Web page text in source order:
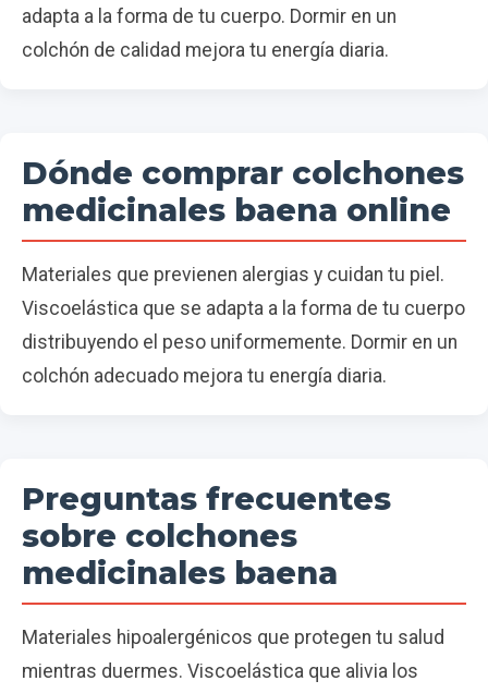
adapta a la forma de tu cuerpo. Dormir en un
colchón de calidad mejora tu energía diaria.
Dónde comprar colchones
medicinales baena online
Materiales que previenen alergias y cuidan tu piel.
Viscoelástica que se adapta a la forma de tu cuerpo
distribuyendo el peso uniformemente. Dormir en un
colchón adecuado mejora tu energía diaria.
Preguntas frecuentes
sobre colchones
medicinales baena
Materiales hipoalergénicos que protegen tu salud
mientras duermes. Viscoelástica que alivia los